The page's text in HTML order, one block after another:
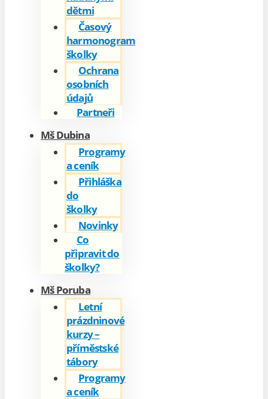
dětmi
Časový
harmonogram
školky
Ochrana
osobních
údajů
Partneři
Mš Dubina
Programy
a ceník
Přihláška
do
školky
Novinky
Co
připravit do
školky?
Mš Poruba
Letní
prázdninové
kurzy –
příměstské
tábory
Programy
a ceník